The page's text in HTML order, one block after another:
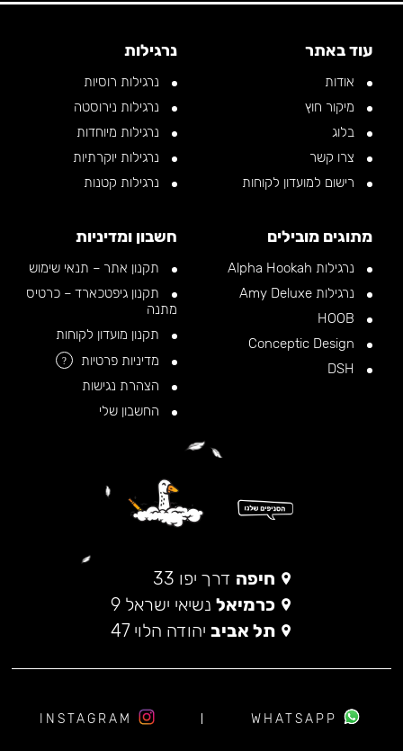
עוד באתר
אודות
מיקור חוץ
בלוג
צרו קשר
רישום למועדון לקוחות
נרגילות
נרגילות רוסיות
נרגילות נירוסטה
נרגילות מיוחדות
נרגילות יוקרתיות
נרגילות קטנות
מתוגים מובילים
נרגילות Alpha Hookah
נרגילות Amy Deluxe
חשבון ומדיניות
תקנון אתר – תנאי שימוש
תקנון גיפטכארד – כרטיס
מתנה
תקנון מועדון לקוחות
מדיניות פרטיות
?
הצהרת נגישות
החשבון שלי
חיפה דרך יפו 33
כרמיאל נשיאי ישראל 9
תל אביב יהודה הלוי 47
WHATSAPP
INSTAGRAM